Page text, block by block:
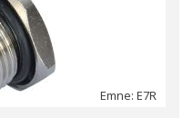
Emne: E7R